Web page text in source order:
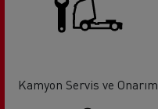
Kamyon Servis ve Onarım